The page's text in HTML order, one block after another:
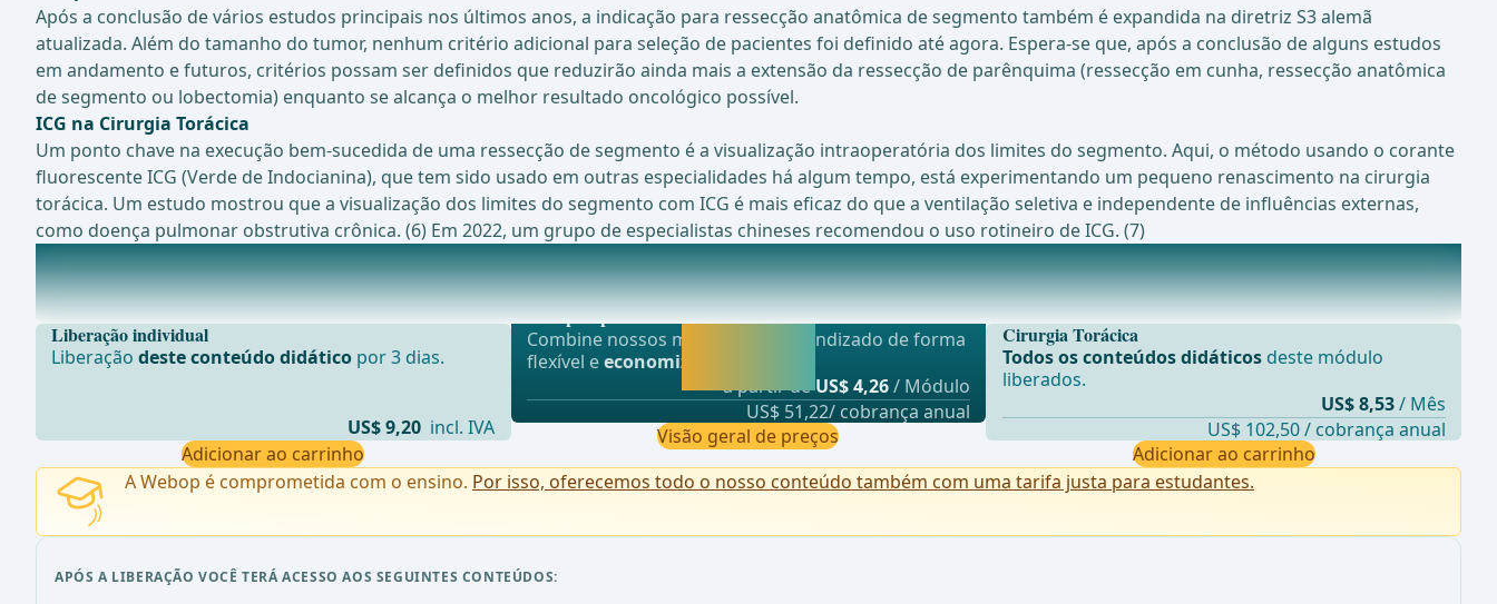
Após a conclusão de vários estudos principais nos últimos anos, a indicação para ressecção anatômica de segmento também é expandida na diretriz S3 alemã
atualizada. Além do tamanho do tumor, nenhum critério adicional para seleção de pacientes foi definido até agora. Espera-se que, após a conclusão de alguns estudos
em andamento e futuros, critérios possam ser definidos que reduzirão ainda mais a extensão da ressecção de parênquima (ressecção em cunha, ressecção anatômica
de segmento ou lobectomia) enquanto se alcança o melhor resultado oncológico possível.
ICG na Cirurgia Torácica
Um ponto chave na execução bem-sucedida de uma ressecção de segmento é a visualização intraoperatória dos limites do segmento. Aqui, o método usando o corante
fluorescente ICG (Verde de Indocianina), que tem sido usado em outras especialidades há algum tempo, está experimentando um pequeno renascimento na cirurgia
torácica. Um estudo mostrou que a visualização dos limites do segmento com ICG é mais eficaz do que a ventilação seletiva e independente de influências externas,
como doença pulmonar obstrutiva crônica. (6) Em 2022, um grupo de especialistas chineses recomendou o uso rotineiro de ICG. (7)
Estudos atualmente em andamento sobre este tópico
Um ensaio confirmatório não randomizado de segmentectomia para câncer de pulmão clínico T1N0 com op
Liberação individual
Liberaçãodeste conteúdo didático por 3 dias.
US$ 9,20 incl. IVA
Adicionar ao carrinho
Oferta mais popular
webop - Sparflex
Combine nossos módulos de aprendizado de forma
flexível eeconomize até 50%
a partir deUS$ 4,26/ Módulo
US$ 51,22/ cobrança anual
Visão geral de preços
Cirurgia Torácica
Todos os conteúdos didáticosdeste módulo
liberados.
US$ 8,53 / Mês
US$ 102,50 / cobrança anual
Adicionar ao carrinho
A Webop é comprometida com o ensino. Por isso, oferecemos todo o nosso conteúdo também com uma tarifa justa para estudantes.
APÓS A LIBERAÇÃO VOCÊ TERÁ ACESSO AOS SEGUINTES CONTEÚDOS: